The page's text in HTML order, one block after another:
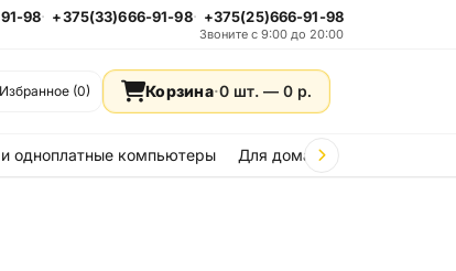
98 +375(33)666-91-98 +375(25)666-91-98
Звоните с 9:00 до 20:00
Избранное (0) Корзина·0 шт. — 0 р.
одноплатные компьютеры Для дома и дачи